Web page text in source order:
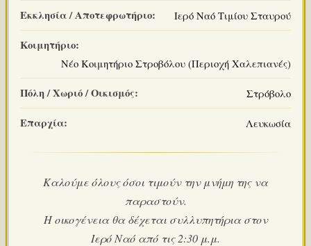
Εκκλησία / Αποτεφρωτήριο: Ιερό Ναό Τιμίου Σταυρού
Κοιμητήριο:
Νέο Κοιμητήριο Στροβόλου (Περιοχή Χαλεπιανές)
Πόλη / Χωριό / Οικισμός: Στρόβολο
Επαρχία: Λευκωσία
Καλούμε όλους όσοι τιμούν την μνήμη της να
παραστούν.
Η οικογένεια θα δέχεται συλλυπητήρια στον
Ιερό Ναό από τις 2:30 μ.μ.